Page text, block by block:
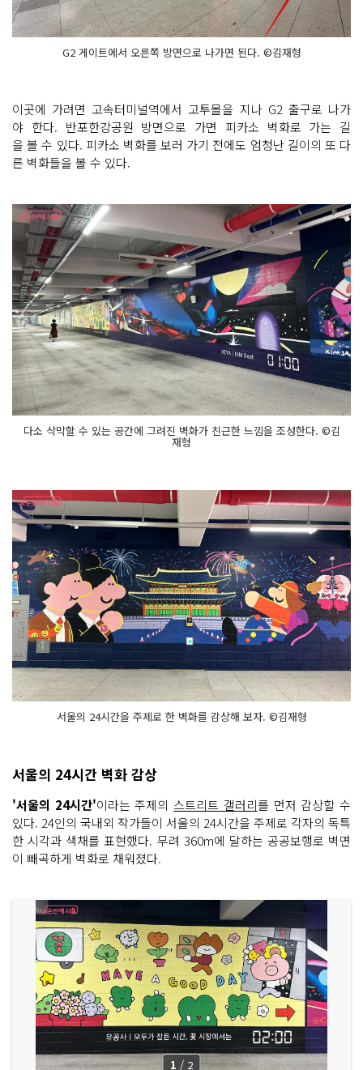
G2 게이트에서 오른쪽 방면으로 나가면 된다. ©김재형
이곳에 가려면 고속터미널역에서 고투몰을 지나 G2 출구로 나가
야 한다. 반포한강공원 방면으로 가면 피카소 벽화로 가는 길
을 볼 수 있다. 피카소 벽화를 보러 가기 전에도 엄청난 길이의 또 다
른 벽화들을 볼 수 있다.
다소 삭막할 수 있는 공간에 그려진 벽화가 친근한 느낌을 조성한다. ©김
재형
서울의 24시간을 주제로 한 벽화를 감상해 보자. ©김재형
서울의 24시간 벽화 감상
'서울의 24시간'이라는 주제의스트리트 갤러리를 먼저 감상할 수
있다. 24인의 국내외 작가들이 서울의 24시간을 주제로 각자의 독특
한 시각과 색채를 표현했다. 무려 360m에 달하는 공공보행로 벽면
이 빼곡하게 벽화로 채워졌다.
1 / 2